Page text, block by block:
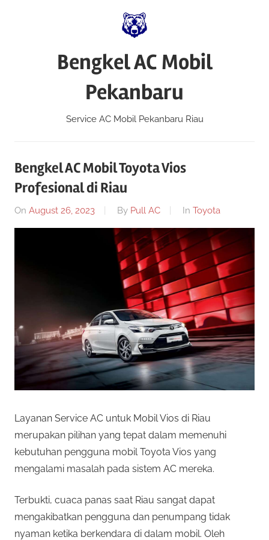
Bengkel AC Mobil
Pekanbaru
Service AC Mobil Pekanbaru Riau
Bengkel AC Mobil Toyota Vios
Profesional di Riau
On August 26, 2023 By Pull AC In Toyota
Layanan Service AC untuk Mobil Vios di Riau
merupakan pilihan yang tepat dalam memenuhi
kebutuhan pengguna mobil Toyota Vios yang
mengalami masalah pada sistem AC mereka.
Terbukti, cuaca panas saat Riau sangat dapat
mengakibatkan pengguna dan penumpang tidak
nyaman ketika berkendara di dalam mobil. Oleh